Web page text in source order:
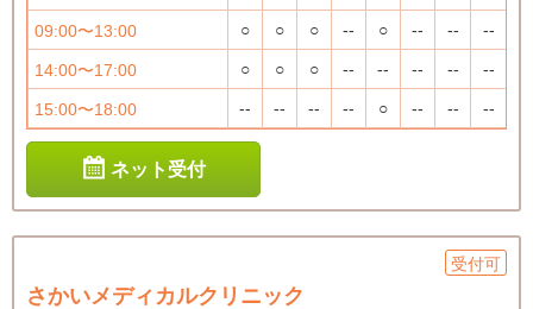
09:00〜13:00 ○ ○ ○ -- ○ -- -- --
14:00〜17:00 ○ ○ ○ -- -- -- -- --
15:00〜18:00 -- -- -- -- ○ -- -- --
ネット受付
受付可
さかいメディカルクリニック